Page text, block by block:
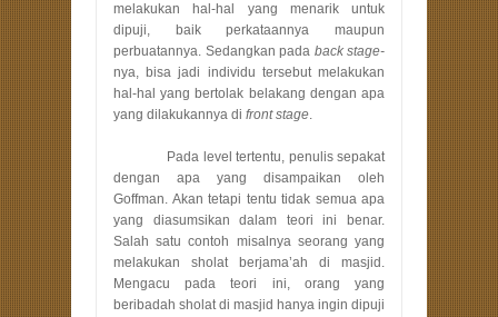
melakukan hal-hal yang menarik untuk
dipuji, baik perkataannya maupun
perbuatannya. Sedangkan pada back stage-
nya, bisa jadi individu tersebut melakukan
hal-hal yang bertolak belakang dengan apa
yang dilakukannya di front stage.
Pada level tertentu, penulis sepakat
dengan apa yang disampaikan oleh
Goffman. Akan tetapi tentu tidak semua apa
yang diasumsikan dalam teori ini benar.
Salah satu contoh misalnya seorang yang
melakukan sholat berjama’ah di masjid.
Mengacu pada teori ini, orang yang
beribadah sholat di masjid hanya ingin dipuji